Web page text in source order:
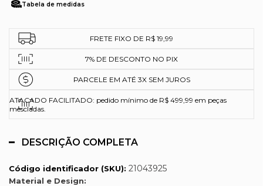
Tabela de medidas
FRETE FIXO DE R$ 19,99
7% DE DESCONTO NO PIX
PARCELE EM ATÉ 3X SEM JUROS
ATACADO FACILITADO: pedido mínimo de R$ 499,99 em peças
mescladas.
DESCRIÇÃO COMPLETA
Código identificador (SKU): 21043925
Material e Design: